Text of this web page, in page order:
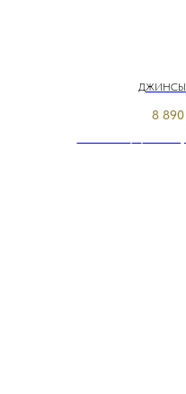
ДЖИНСЫ
8 890